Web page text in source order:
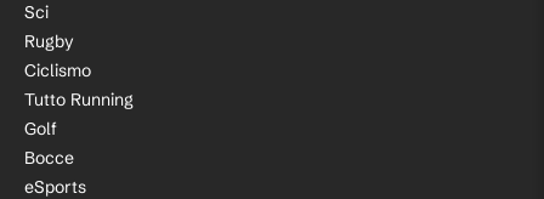
Sci
Rugby
Ciclismo
Tutto Running
Golf
Bocce
eSports